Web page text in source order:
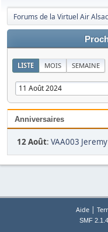
Forums de la Virtuel Air
LISTE MOIS SEMAINE
Anniversaires
12 Août: VAA003
Aide|
SMF